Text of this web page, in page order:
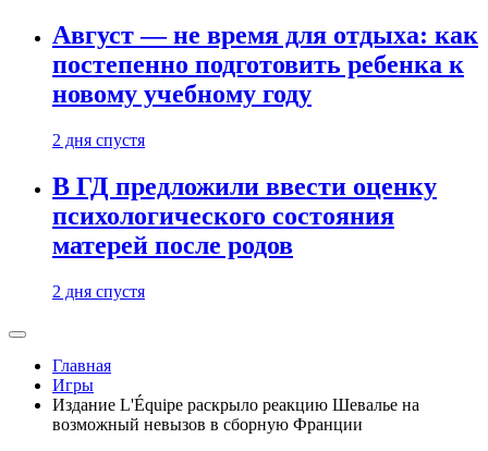
Август — не время для отдыха: как
постепенно подготовить ребенка к
новому учебному году
2 дня спустя
В ГД предложили ввести оценку
психологического состояния
матерей после родов
2 дня спустя
Главная
Игры
Издание L'Équipe раскрыло реакцию Шевалье на
возможный невызов в сборную Франции